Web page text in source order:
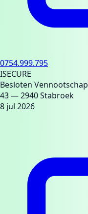
0754.999.795
ISECURE
Besloten Vennootschap
43— 2940 Stabroek
8 jul 2026